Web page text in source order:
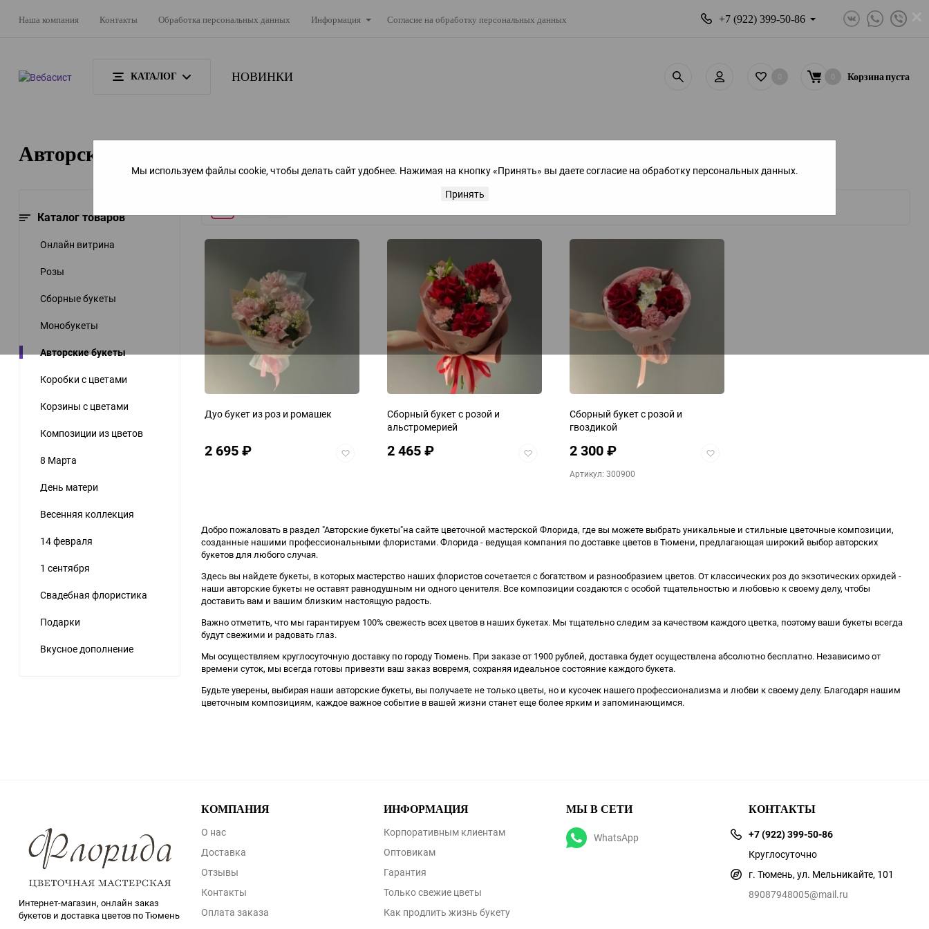
Мы используем файлы cookie, чтобы делать сайт удобнее. Нажимая на кнопку «Принять» вы даете согласие на обработку персональных данных.
Принять
Наша компания Контакты Обработка персональных данных Информация Согласие на обработку персональных данных +7 (922) 399-50-86
КАТАЛОГ НОВИНКИ Корзинапуста
Авторские букеты с доставкой
Каталог товаров
Онлайн витрина
Розы
Сборные букеты
Монобукеты
Авторские букеты
Коробки с цветами
Корзины с цветами
Композиции из цветов
8 Марта
День матери
Весенняя коллекция
14 февраля
1 сентября
Свадебная флористика
Подарки
Вкусное дополнение
90
150
Дуо букет из роз и ромашек
2 695₽
Добавить
Сборный букет с розой и
альстромерией
2 465₽
Добавить
Сборный букет с розой и
гвоздикой
2 300₽
Добавить
Артикул: 300900
Добро пожаловать в раздел "Авторские букеты"на сайте цветочной мастерской Флорида, где вы можете выбрать уникальные и стильные цветочные композиции,
созданные нашими профессиональными флористами. Флорида - ведущая компания по доставке цветов в Тюмени, предлагающая широкий выбор авторских
букетов для любого случая.
Здесь вы найдете букеты, в которых мастерство наших флористов сочетается с богатством и разнообразием цветов. От классических роз до экзотических орхидей -
наши авторские букеты не оставят равнодушным ни одного ценителя. Все композиции создаются с особой тщательностью и любовью к своему делу, чтобы
доставить вам и вашим близким настоящую радость.
Важно отметить, что мы гарантируем 100% свежесть всех цветов в наших букетах. Мы тщательно следим за качеством каждого цветка, поэтому ваши букеты всегда
будут свежими и радовать глаз.
Мы осуществляем круглосуточную доставку по городу Тюмень. При заказе от 1900 рублей, доставка будет осуществлена абсолютно бесплатно. Независимо от
времени суток, мы всегда готовы привезти ваш заказ вовремя, сохраняя идеальное состояние каждого букета.
Будьте уверены, выбирая наши авторские букеты, вы получаете не только цветы, но и кусочек нашего профессионализма и любви к своему делу. Благодаря нашим
цветочным композициям, каждое важное событие в вашей жизни станет еще более ярким и запоминающимся.
Интернет-магазин, онлайн заказ
букетов и доставка цветов по Тюмень
КОМПАНИЯ
О нас
Доставка
Отзывы
Контакты
Оплата заказа
ИНФОРМАЦИЯ
Корпоративным клиентам
Оптовикам
Гарантия
Только свежие цветы
Как продлить жизнь букету
МЫ В СЕТИ
WhatsApp
КОНТАКТЫ
+7 (922) 399-50-86
Круглосуточно
г. Тюмень, ул. Мельникайте, 101
89087948005@mail.ru